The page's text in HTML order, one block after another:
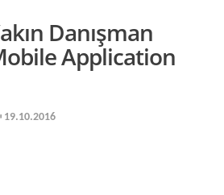
Danışman
Application
19.10.2016